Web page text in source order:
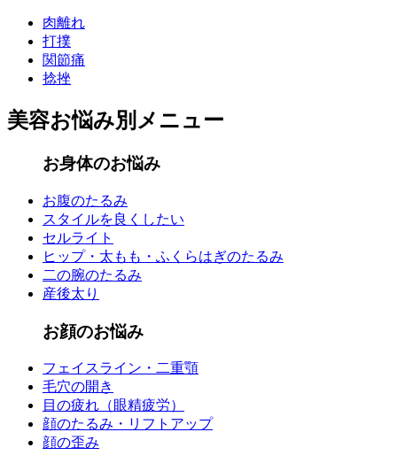
肉離れ
打撲
関節痛
捻挫
美容お悩み別メニュー
お身体のお悩み
お腹のたるみ
スタイルを良くしたい
セルライト
ヒップ・太もも・ふくらはぎのたるみ
二の腕のたるみ
産後太り
お顔のお悩み
フェイスライン・二重顎
毛穴の開き
目の疲れ（眼精疲労）
顔のたるみ・リフトアップ
顔の歪み